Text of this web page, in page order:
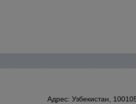
Адрес: Узбекистан,